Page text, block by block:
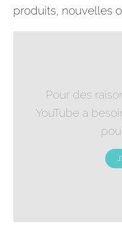
produits, nouvelles
Pour des
YouTube a